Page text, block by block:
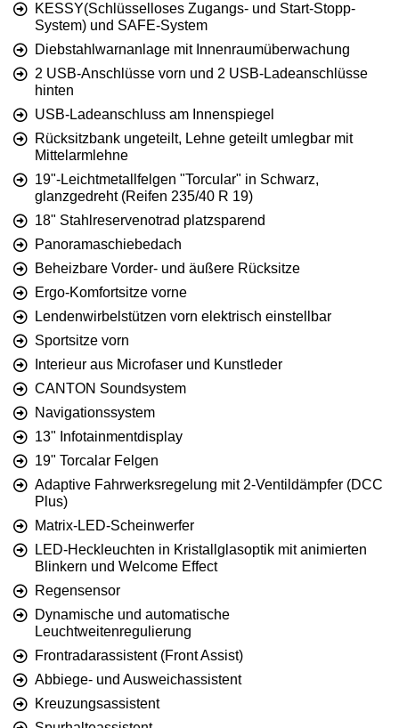
KESSY(Schlüsselloses Zugangs- und Start-Stopp-
System) und SAFE-System
Diebstahlwarnanlage mit Innenraumüberwachung
2 USB-Anschlüsse vorn und 2 USB-Ladeanschlüsse
hinten
USB-Ladeanschluss am Innenspiegel
Rücksitzbank ungeteilt, Lehne geteilt umlegbar mit
Mittelarmlehne
19"-Leichtmetallfelgen "Torcular" in Schwarz,
glanzgedreht (Reifen 235/40 R 19)
18" Stahlreservenotrad platzsparend
Panoramaschiebedach
Beheizbare Vorder- und äußere Rücksitze
Ergo-Komfortsitze vorne
Lendenwirbelstützen vorn elektrisch einstellbar
Sportsitze vorn
Interieur aus Microfaser und Kunstleder
CANTON Soundsystem
Navigationssystem
13" Infotainmentdisplay
19" Torcalar Felgen
Adaptive Fahrwerksregelung mit 2-Ventildämpfer (DCC
Plus)
Matrix-LED-Scheinwerfer
LED-Heckleuchten in Kristallglasoptik mit animierten
Blinkern und Welcome Effect
Regensensor
Dynamische und automatische
Leuchtweitenregulierung
Frontradarassistent (Front Assist)
Abbiege- und Ausweichassistent
Kreuzungsassistent